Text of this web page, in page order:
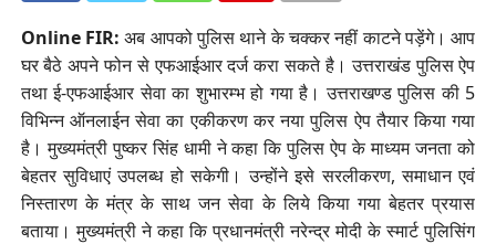
Online FIR:अब आपको पुलिस थाने के चक्कर नहीं काटने पड़ेंगे। आप
घर बैठे अपने फोन से एफआईआर दर्ज करा सकते है। उत्तराखंड पुलिस ऐप
तथा ई-एफआईआर सेवा का शुभारम्भ हो गया है। उत्तराखण्ड पुलिस की 5
विभिन्न ऑनलाईन सेवा का एकीकरण कर नया पुलिस ऐप तैयार किया गया
है। मुख्यमंत्री पुष्कर सिंह धामी ने कहा कि पुलिस ऐप के माध्यम जनता को
बेहतर सुविधाएं उपलब्ध हो सकेगी। उन्होंने इसे सरलीकरण, समाधान एवं
निस्तारण के मंत्र के साथ जन सेवा के लिये किया गया बेहतर प्रयास
बताया। मुख्यमंत्री ने कहा कि प्रधानमंत्री नरेन्द्र मोदी के स्मार्ट पुलिसिंग